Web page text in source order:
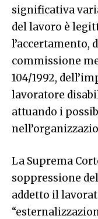
significativa
del lavoro è
l’accertamento,
commissione
104/1992,
lavoratore
attuando i
La Suprema
soppressione
addetto il